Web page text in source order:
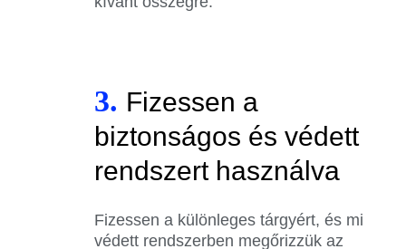
3. Fizessen a
biztonságos és védett
rendszert használva
Fizessen a különleges tárgyért, és mi
védett rendszerben megőrizzük az